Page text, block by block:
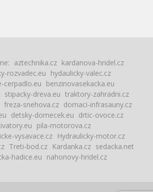
aztechnika.cz kardanova-hridel.cz
rozvadec.eu hydaulicky-valec.cz
cerpadlo.eu benzinovasekacka.eu
stipacky-dreva.eu traktory-zahradni.cz
freza-snehova.cz domaci-infrasauny.cz
detsky-domecek.eu drtic-ovoce.cz
pila-motorova.cz
vysavace.cz
Hydraulicky-motor.cz
Treti-bod.cz Kardanka.cz sedacka.net
hadice.eu nahonovy-hridel.cz